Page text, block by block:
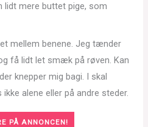
lidt mere buttet pige, som
mellem benene. Jeg tænder
få lidt let smæk på røven. Kan
knepper mig bagi. I skal
alene eller på andre steder.
PÅ ANNONCEN!